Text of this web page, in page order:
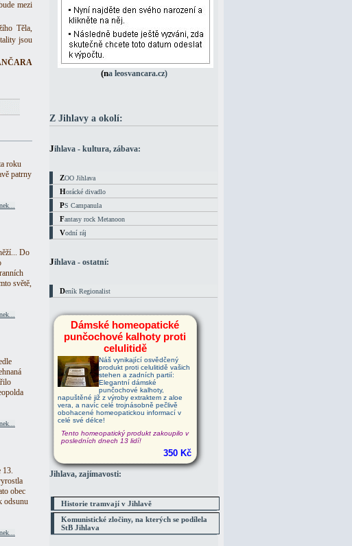
mezi
Těla,
jsou
roku
patrny
Do
světě,
13.
obec
odsunu
(na leosvancara.cz)
Z Jihlavy a okolí:
Jihlava - kultura, zábava:
ZOO Jihlava
Horácké divadlo
PS Campanula
Fantasy rock Metanoon
Vodní ráj
Jihlava - ostatní:
Deník Regionalist
Dámské homeopatické
punčochové kalhoty proti
celulitidě
Náš vynikající osvědčený
produkt proti celulitidě vašich
stehen a zadních partií:
Elegantní dámské
punčochové kalhoty,
napuštěné již z výroby extraktem z aloe
vera, a navíc celé trojnásobně pečlivě
obohacené homeopatickou informací v
celé své délce!
Tento homeopatický produkt zakoupilo v
posledních dnech 13 lidí!
350 Kč
Jihlava, zajímavosti:
Historie tramvají v Jihlavě
Komunistické zločiny, na kterých se podílela
StB Jihlava